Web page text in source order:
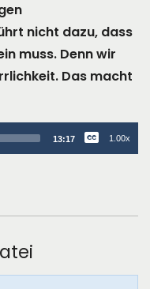
nicht dazu, dass
muss. Denn wir
Das macht
13:17 1.00x